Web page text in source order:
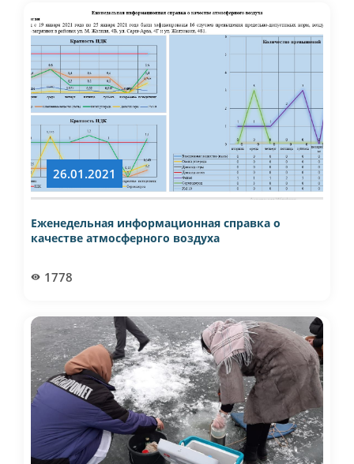
26.01.2021
Еженедельная информационная справка о
качестве атмосферного воздуха
1778